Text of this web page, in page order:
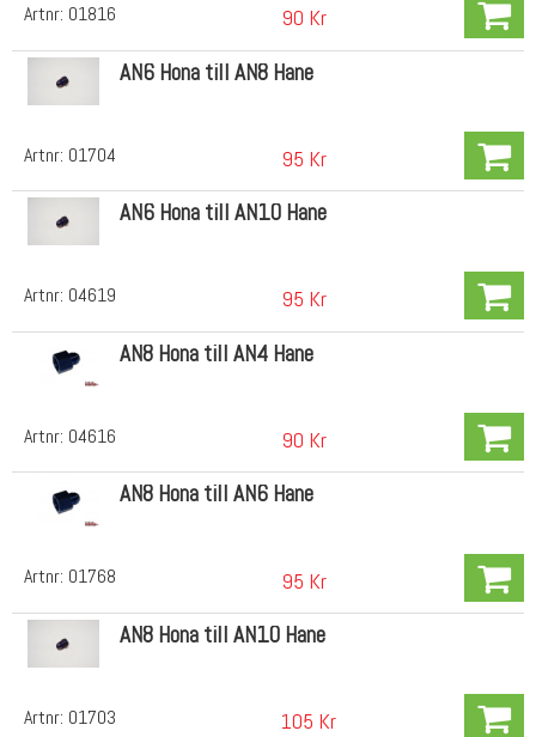
Artnr: 01816 90 Kr
Artnr: 01704
AN6 Hona till AN8 Hane
95 Kr
Artnr: 04619
AN6 Hona till AN10 Hane
95 Kr
Artnr: 04616
AN8 Hona till AN4 Hane
90 Kr
Artnr: 01768
AN8 Hona till AN6 Hane
95 Kr
Artnr: 01703
AN8 Hona till AN10 Hane
105 Kr